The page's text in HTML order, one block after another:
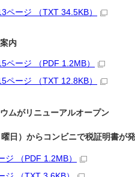
ページ （TXT 34.5KB）
内
ページ （PDF 1.2MB）
ページ （TXT 12.8KB）
ムがリニューアルオープン
日）からコンビニで税証明書が
ジ （PDF 1.2MB）